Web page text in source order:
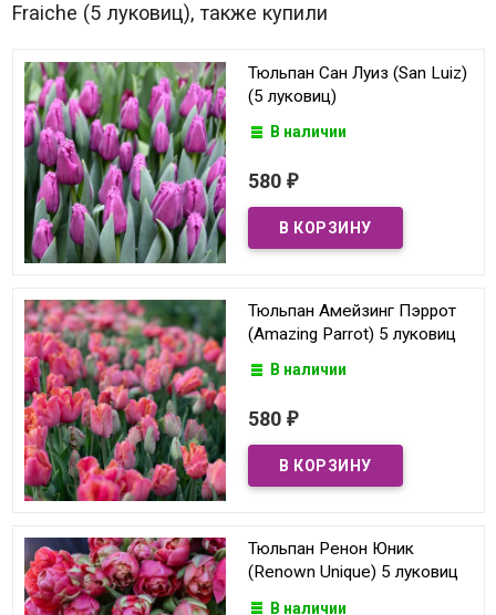
Fraiche (5 луковиц), также купили
Тюльпан Сан Луиз (San Luiz)
(5 луковиц)
В наличии
580 ₽
Тюльпан Амейзинг Пэррот
(Amazing Parrot) 5 луковиц
В наличии
580 ₽
Тюльпан Ренон Юник
(Renown Unique) 5 луковиц
В наличии